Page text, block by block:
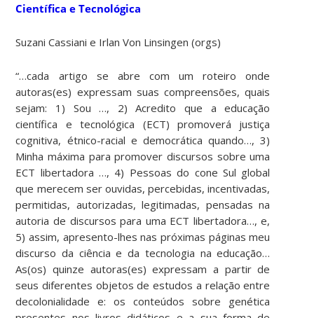
Científica e Tecnológica
Suzani Cassiani e Irlan Von Linsingen (orgs)
“…cada artigo se abre com um roteiro onde
autoras(es) expressam suas compreensões, quais
sejam: 1) Sou …, 2) Acredito que a educação
científica e tecnológica (ECT) promoverá justiça
cognitiva, étnico-racial e democrática quando…, 3)
Minha máxima para promover discursos sobre uma
ECT libertadora …, 4) Pessoas do cone Sul global
que merecem ser ouvidas, percebidas, incentivadas,
permitidas, autorizadas, legitimadas, pensadas na
autoria de discursos para uma ECT libertadora…, e,
5) assim, apresento-lhes nas próximas páginas meu
discurso da ciência e da tecnologia na educação…
As(os) quinze autoras(es) expressam a partir de
seus diferentes objetos de estudos a relação entre
decolonialidade e: os conteúdos sobre genética